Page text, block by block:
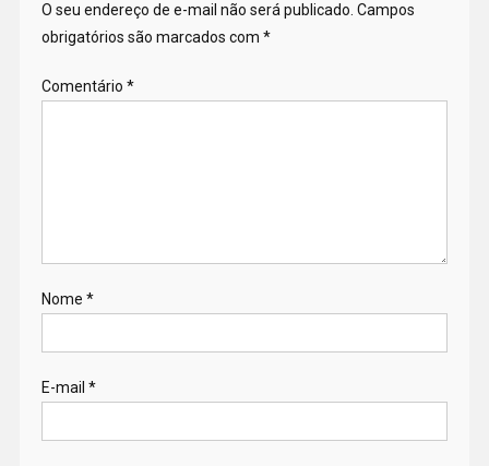
O seu endereço de e-mail não será publicado. Campos
obrigatórios são marcados com *
Comentário *
Nome *
E-mail *